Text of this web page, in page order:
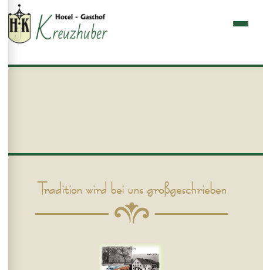
Tradition wird bei uns großgeschrieben